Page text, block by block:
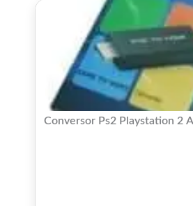
Conversor Ps2 Playstation 2